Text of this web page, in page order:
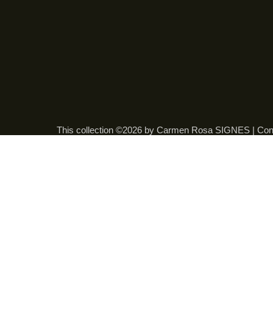
This collection ©2026 by Carmen Rosa SIGNES |